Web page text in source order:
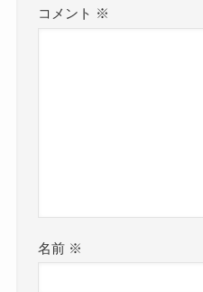
コメント ※
名前 ※